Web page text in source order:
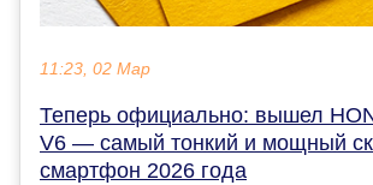
11:23, 02 Мар
Теперь официально: вышел
V6 — самый тонкий и мощный
смартфон 2026 года